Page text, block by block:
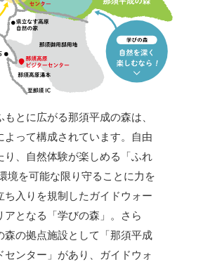
とに広がる那須平成の森は、
よって構成されています。自由
り、自然体験が楽しめる「ふれ
境を可能な限り守ることに力を
ち入りを規制したガイドウォー
アとなる「学びの森」。さら
森の拠点施設として「那須平成
センター」があり、ガイドウォ